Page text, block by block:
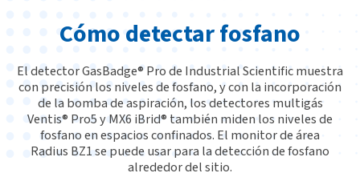
Cómo detectar fosfano
El detector GasBadge® Pro de Industrial Scientific muestra
con precisión los niveles de fosfano, y con la incorporación
de la bomba de aspiración, los detectores multigás
Ventis® Pro5 y MX6 iBrid® también miden los niveles de
fosfano en espacios confinados. El monitor de área
Radius BZ1 se puede usar para la detección de fosfano
alrededor del sitio.